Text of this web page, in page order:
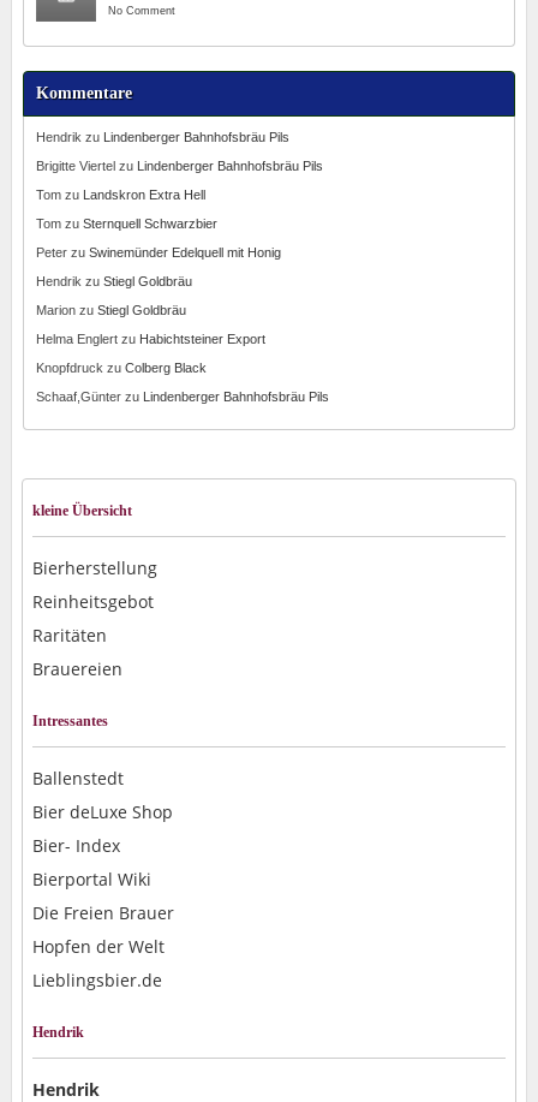
No Comment
Kommentare
Hendrik zu
Lindenberger Bahnhofsbräu Pils
Brigitte Viertel zu
Lindenberger Bahnhofsbräu Pils
Tomzu
Landskron Extra Hell
Tomzu Sternquell Schwarzbier
Peterzu Swinemünder Edelquell mit Honig
Hendrik zu Stiegl Goldbräu
Marionzu Stiegl Goldbräu
Helma Englertzu Habichtsteiner Export
Knopfdruck zu Colberg Black
Schaaf,Günterzu Lindenberger Bahnhofsbräu Pils
kleine Übersicht
Bierherstellung
Reinheitsgebot
Raritäten
Brauereien
Intressantes
Ballenstedt
Bier deLuxe Shop
Bier- Index
Bierportal Wiki
Die Freien Brauer
Hopfen der Welt
Lieblingsbier.de
Hendrik
Hendrik